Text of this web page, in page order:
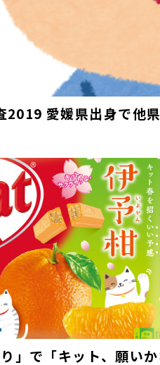
愛媛県出身で他
」で「キット、願い